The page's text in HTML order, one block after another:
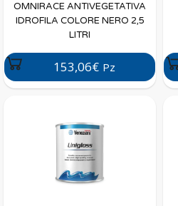
OMNIRACE ANTIVEGETATIVA
IDROFILA COLORE NERO 2,5
LITRI
153,06€ Pz